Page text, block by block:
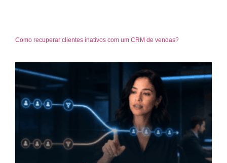
Como recuperar clientes inativos com um CRM de vendas?